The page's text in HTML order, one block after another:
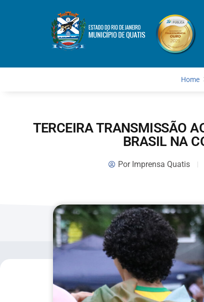
Home
TERCEIRA TRANSMISSÃO
BRASIL NA
PorImprensa Quatis